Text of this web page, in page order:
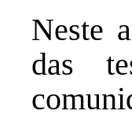
Neste
das